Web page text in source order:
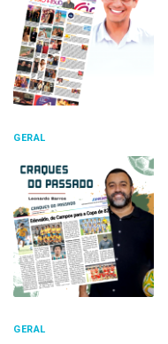
GERAL
GERAL